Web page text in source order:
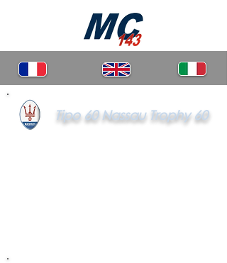
Tipo 60 Nassau Trophy 60